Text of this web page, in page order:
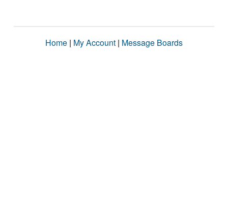
Home | My Account | Message Boards